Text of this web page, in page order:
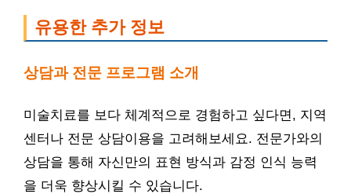
유용한 추가 정보
상담과 전문 프로그램 소개
미술치료를 보다 체계적으로 경험하고 싶다면, 지역
센터나 전문 상담이용을 고려해보세요. 전문가와의
상담을 통해 자신만의 표현 방식과 감정 인식 능력
을 더욱 향상시킬 수 있습니다.